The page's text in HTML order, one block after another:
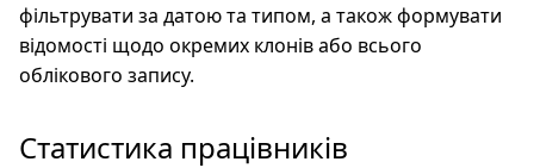
фільтрувати за датою та типом, а також формувати
відомості щодо окремих клонів або всього
облікового запису.
Статистика працівників